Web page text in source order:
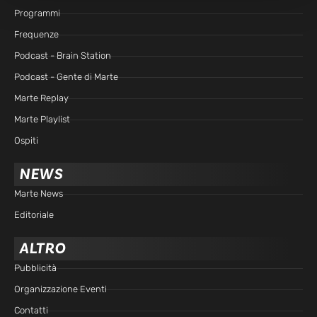
Programmi
Frequenze
Podcast - Brain Station
Podcast - Gente di Marte
Marte Replay
Marte Playlist
Ospiti
NEWS
Marte News
Editoriale
ALTRO
Pubblicità
Organizzazione Eventi
Contatti